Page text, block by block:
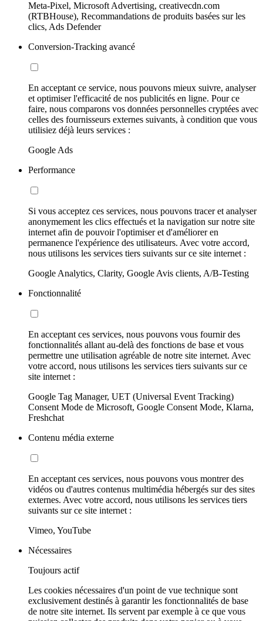
Meta-Pixel, Microsoft Advertising, creativecdn.com
(RTBHouse), Recommandations de produits basées sur les
clics, Ads Defender
Conversion-Tracking avancé
En acceptant ce service, nous pouvons mieux suivre, analyser
et optimiser l'efficacité de nos publicités en ligne. Pour ce
faire, nous comparons vos données personnelles cryptées avec
celles des fournisseurs externes suivants, à condition que vous
utilisiez déjà leurs services :
Google Ads
Performance
Si vous acceptez ces services, nous pouvons tracer et analyser
anonymement les clics effectués et la navigation sur notre site
internet afin de pouvoir l'optimiser et d'améliorer en
permanence l'expérience des utilisateurs. Avec votre accord,
nous utilisons les services tiers suivants sur ce site internet :
Google Analytics, Clarity, Google Avis clients, A/B-Testing
Fonctionnalité
En acceptant ces services, nous pouvons vous fournir des
fonctionnalités allant au-delà des fonctions de base et vous
permettre une utilisation agréable de notre site internet. Avec
votre accord, nous utilisons les services tiers suivants sur ce
site internet :
Google Tag Manager, UET (Universal Event Tracking)
Consent Mode de Microsoft, Google Consent Mode, Klarna,
Freshchat
Contenu média externe
En acceptant ces services, nous pouvons vous montrer des
vidéos ou d'autres contenus multimédia hébergés sur des sites
externes. Avec votre accord, nous utilisons les services tiers
suivants sur ce site internet :
Vimeo, YouTube
Nécessaires
Toujours actif
Les cookies nécessaires d'un point de vue technique sont
exclusivement destinés à garantir les fonctionnalités de base
de notre site internet. Ils servent par exemple à ce que vous